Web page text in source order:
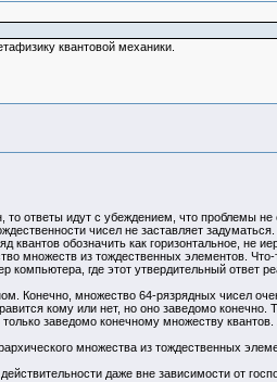
квантовой механики.
то ответы идут с убеждением, что проблемы
чисел не заставляет
обозначить как горизонтальное, не
множеств из тождественных элементов. Что-
где этот утвердительный ответ
Конечно, множество 64-рязрядных чисел
кому или нет, но оно заведомо конечно.
заведомо конечному множеству
множества из тождественных
даже вне зависимости от